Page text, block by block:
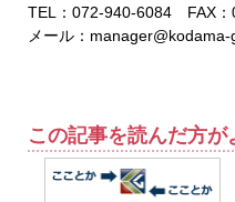
TEL：072-940-6084 FAX
メール：
この記事を読んだ方